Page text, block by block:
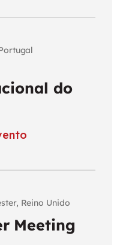
do
Reino Unido
Meeting